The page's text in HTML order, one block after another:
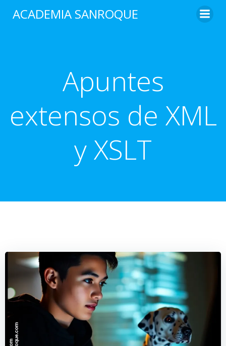
al
ACADEMIA SANROQUE
Apuntes
extensos de XML
y XSLT